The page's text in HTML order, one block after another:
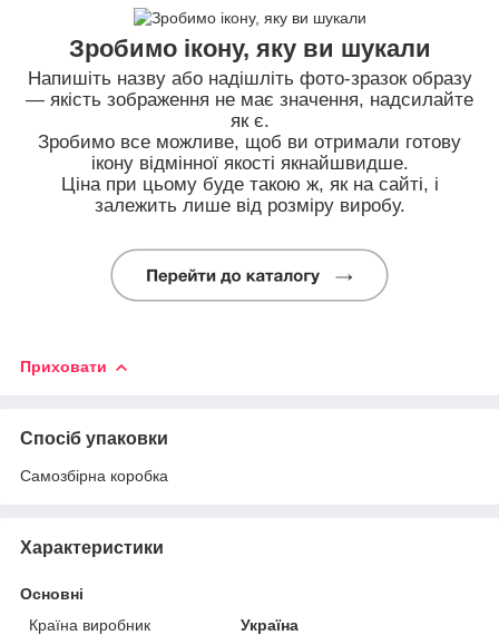
Зробимо ікону, яку ви шукали
Напишіть назву або надішліть фото-зразок образу
— якість зображення не має значення, надсилайте
як є.
Зробимо все можливе, щоб ви отримали готову
ікону відмінної якості якнайшвидше.
Ціна при цьому буде такою ж, як на сайті, і
залежить лише від розміру виробу.
Приховати
Спосіб упаковки
Самозбірна коробка
Характеристики
Основні
Країна виробник
Україна